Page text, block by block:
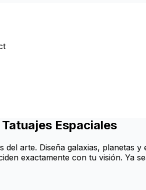
Espaciales
del arte. Diseña galaxias, planetas
exactamente con tu visión. Ya